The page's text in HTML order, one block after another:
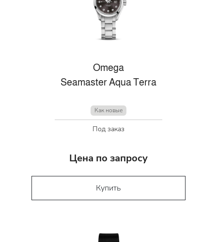
Omega
Seamaster Aqua Terra
Как новые
Под заказ
Цена по запросу
Купить